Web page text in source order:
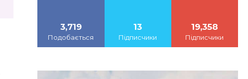
3,719
Подобається
13
Підписчики
19,358
Підписчики